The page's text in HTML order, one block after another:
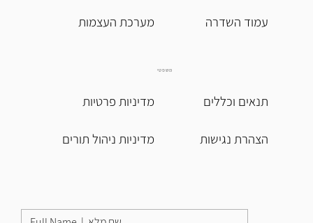
מערכת העצמות
מדיניות פרטיות
מדיניות ניהול תורים
עמוד השדרה
משפטי
תנאים וכללים
הצהרת נגישות